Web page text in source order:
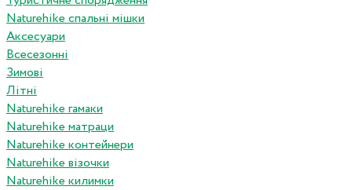
Naturehike спальні мішки
Аксесуари
Всесезонні
Зимові
Літні
Naturehike гамаки
Naturehike матраци
Naturehike контейнери
Naturehike візочки
Naturehike килимки